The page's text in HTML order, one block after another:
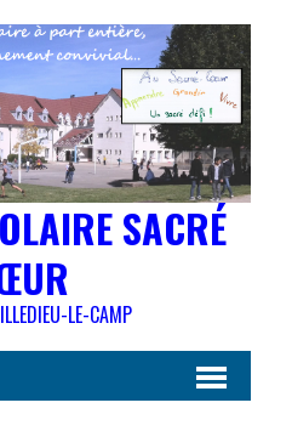
SACRÉ
LE-CAMP